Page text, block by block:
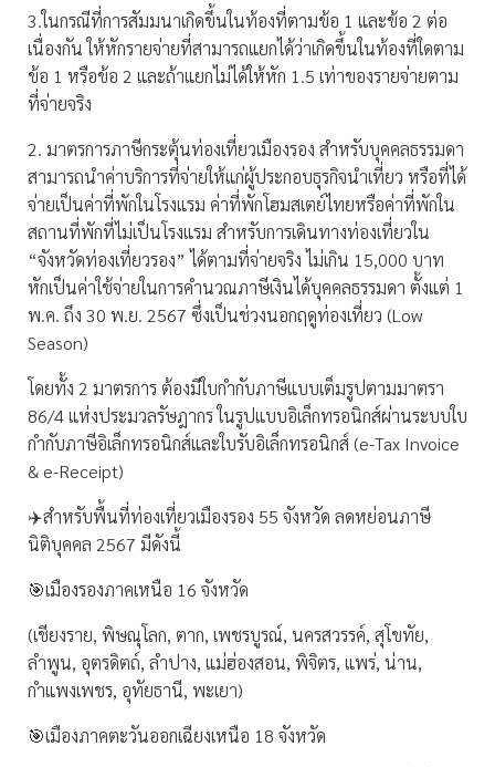
3.ในกรณีที่การสัมมนาเกิดขึ้นในท้องที่ตามข้อ 1 และข้อ 2 ต่อ
เนื่องกัน ให้หักรายจ่ายที่สามารถแยกได้ว่าเกิดขึ้นในท้องที่ใดตาม
ข้อ 1 หรือข้อ 2 และถ้าแยกไม่ได้ให้หัก 1.5 เท่าของรายจ่ายตาม
ที่จ่ายจริง
2. มาตรการภาษีกระตุ้นท่องเที่ยวเมืองรอง สำหรับบุคคลธรรมดา
สามารถนำค่าบริการที่จ่ายให้แก่ผู้ประกอบธุรกิจนำเที่ยว หรือที่ได้
จ่ายเป็นค่าที่พักในโรงแรม ค่าที่พักโฮมสเตย์ไทยหรือค่าที่พักใน
สถานที่พักที่ไม่เป็นโรงแรม สำหรับการเดินทางท่องเที่ยวใน
“จังหวัดท่องเที่ยวรอง” ได้ตามที่จ่ายจริง ไม่เกิน 15,000 บาท
หักเป็นค่าใช้จ่ายในการคำนวณภาษีเงินได้บุคคลธรรมดา ตั้งแต่ 1
พ.ค. ถึง 30 พ.ย. 2567 ซึ่งเป็นช่วงนอกฤดูท่องเที่ยว (Low
Season)
โดยทั้ง 2 มาตรการ ต้องมีใบกำกับภาษีแบบเต็มรูปตามมาตรา
86/4 แห่งประมวลรัษฎากร ในรูปแบบอิเล็กทรอนิกส์ผ่านระบบใบ
กำกับภาษีอิเล็กทรอนิกส์และใบรับอิเล็กทรอนิกส์ (e-Tax Invoice
& e-Receipt)
✈️สำหรับพื้นที่ท่องเที่ยวเมืองรอง 55 จังหวัด ลดหย่อนภาษี
นิติบุคคล 2567 มีดังนี้
🎯เมืองรองภาคเหนือ 16 จังหวัด
(เชียงราย, พิษณุโลก, ตาก, เพชรบูรณ์, นครสวรรค์, สุโขทัย,
ลำพูน, อุตรดิตถ์, ลำปาง, แม่ฮ่องสอน, พิจิตร, แพร่, น่าน,
กำแพงเพชร, อุทัยธานี, พะเยา)
🎯เมืองภาคตะวันออกเฉียงเหนือ 18 จังหวัด